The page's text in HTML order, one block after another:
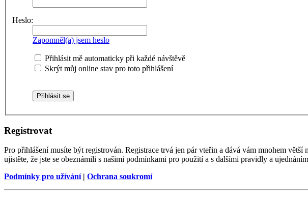
Heslo:
Zapomněl(a) jsem heslo
Přihlásit mě automaticky při každé návštěvě
Skrýt můj online stav pro toto přihlášení
Registrovat
Pro přihlášení musíte být registrován. Registrace trvá jen pár vteřin a dává vám mnohem
ujistěte, že jste se obeznámili s našimi podmínkami pro použití a s dalšími pravidly a
Podmínky pro užívání| Ochrana soukromí